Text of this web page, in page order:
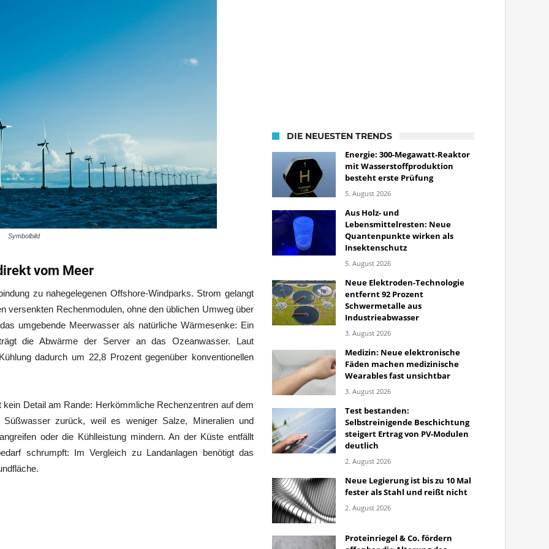
Symbolbild
vom Meer
zu nahegelegenen Offshore-Windparks. Strom gelangt
versenkten Rechenmodulen, ohne den üblichen Umweg über
umgebende Meerwasser als natürliche Wärmesenke: Ein
die Abwärme der Server an das Ozeanwasser. Laut
dadurch um 22,8 Prozent gegenüber konventionellen
Detail am Rande: Herkömmliche Rechenzentren auf dem
zurück, weil es weniger Salze, Mineralien und
oder die Kühlleistung mindern. An der Küste entfällt
schrumpft: Im Vergleich zu Landanlagen benötigt das
DIE NEUESTEN TRENDS
Energie: 300-Megawatt-Reaktor
mit Wasserstoffproduktion
besteht erste Prüfung
5. August 2026
Aus Holz- und
Lebensmittelresten: Neue
Quantenpunkte wirken als
Insektenschutz
5. August 2026
Neue Elektroden-Technologie
entfernt 92 Prozent
Schwermetalle aus
Industrieabwasser
3. August 2026
Medizin: Neue elektronische
Fäden machen medizinische
Wearables fast unsichtbar
3. August 2026
Test bestanden:
Selbstreinigende Beschichtung
steigert Ertrag von PV-Modulen
deutlich
2. August 2026
Neue Legierung ist bis zu 10 Mal
fester als Stahl und reißt nicht
2. August 2026
Proteinriegel & Co. fördern